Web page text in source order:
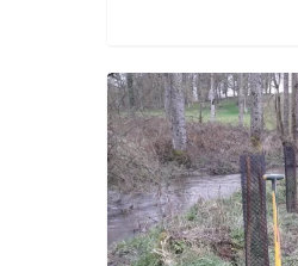
Webconférence
«
Les
Solutions
fondées